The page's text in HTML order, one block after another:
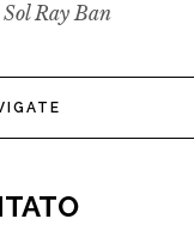
Ray Ban